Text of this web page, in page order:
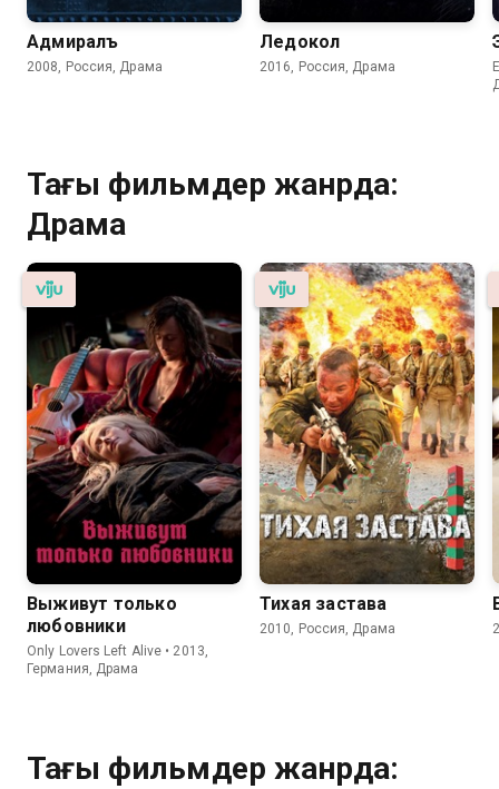
Адмиралъ
2008, Россия, Драма
Ледокол
2016, Россия, Драма
Тағы фильмдер жанрда:
Драма
Выживут только
любовники
Only Lovers Left Alive • 2013,
Германия, Драма
Тихая застава
2010, Россия, Драма
Тағы фильмдер жанрда: